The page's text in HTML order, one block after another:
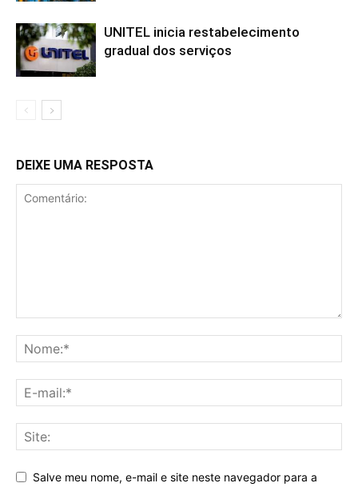
UNITEL inicia restabelecimento
gradual dos serviços
DEIXE UMA RESPOSTA
Salve meu nome, e-mail e site neste navegador para a